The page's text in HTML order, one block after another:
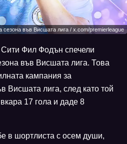
сезона във Висшата лига / x.com/premierleague
Фил Фодън спечели
във Висшата лига. Това
кампания за
Висшата лига, след като той
17 гола и даде 8
в шортлиста с осем души,